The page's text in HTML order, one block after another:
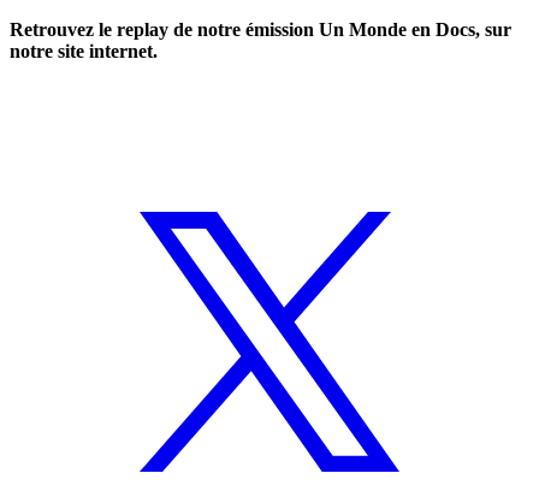
Retrouvez le replay de notre émission Un Monde en Docs, sur
notre site internet.